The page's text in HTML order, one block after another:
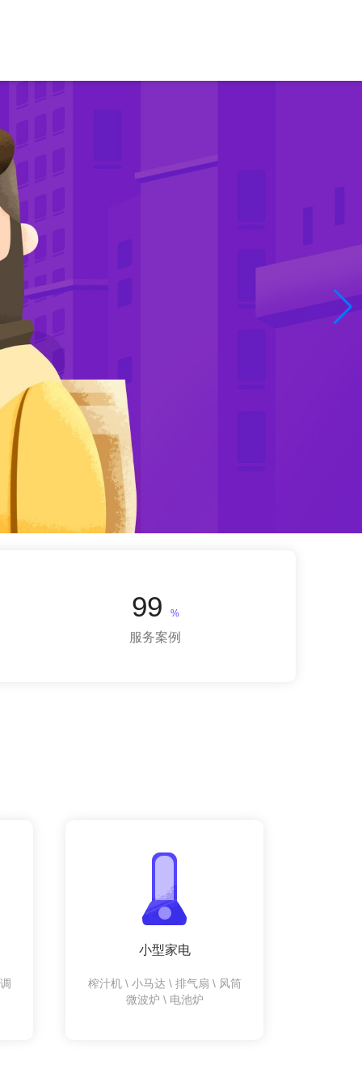
99 %
服务案例
小型家电
榨汁机 \ 小马达 \ 排气扇 \ 风筒
微波炉 \ 电池炉